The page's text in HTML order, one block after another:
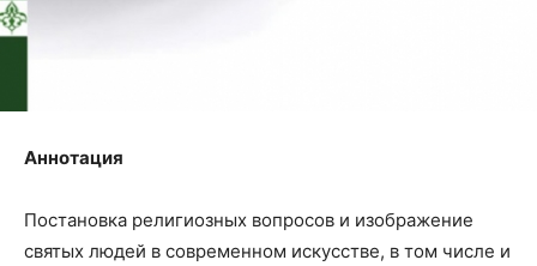
Аннотация
Постановка религиозных вопросов и изображение
святых людей в современном искусстве, в том числе и